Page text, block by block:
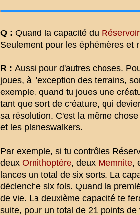
Q : Quand la capacité du
Seulement pour les éphémères et
R : Aussi pour d'autres choses.
joues, à l'exception des terrains,
exemple, quand tu joues une
tant que sort de créature, qui
sa résolution. C'est la même
et les planeswalkers.
Par exemple, si tu contrôles
deux Ornithoptère, deux Memnite,
lances un total de six sorts. La
déclenche six fois. Quand la
de vie. La deuxième capacité te
suite, pour un total de 21 points de